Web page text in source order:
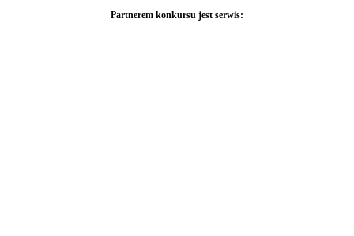
Partnerem konkursu jest serwis: